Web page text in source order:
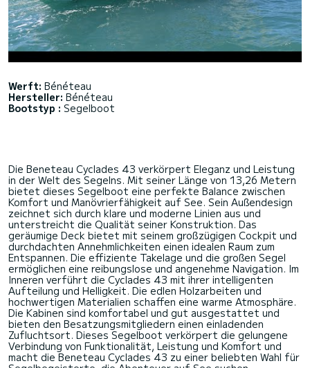
Werft: Bénéteau
Hersteller: Bénéteau
Bootstyp : Segelboot
Die Beneteau Cyclades 43 verkörpert Eleganz und Leistung
in der Welt des Segelns. Mit seiner Länge von 13,26 Metern
bietet dieses Segelboot eine perfekte Balance zwischen
Komfort und Manövrierfähigkeit auf See. Sein Außendesign
zeichnet sich durch klare und moderne Linien aus und
unterstreicht die Qualität seiner Konstruktion. Das
geräumige Deck bietet mit seinem großzügigen Cockpit und
durchdachten Annehmlichkeiten einen idealen Raum zum
Entspannen. Die effiziente Takelage und die großen Segel
ermöglichen eine reibungslose und angenehme Navigation. Im
Inneren verführt die Cyclades 43 mit ihrer intelligenten
Aufteilung und Helligkeit. Die edlen Holzarbeiten und
hochwertigen Materialien schaffen eine warme Atmosphäre.
Die Kabinen sind komfortabel und gut ausgestattet und
bieten den Besatzungsmitgliedern einen einladenden
Zufluchtsort. Dieses Segelboot verkörpert die gelungene
Verbindung von Funktionalität, Leistung und Komfort und
macht die Beneteau Cyclades 43 zu einer beliebten Wahl für